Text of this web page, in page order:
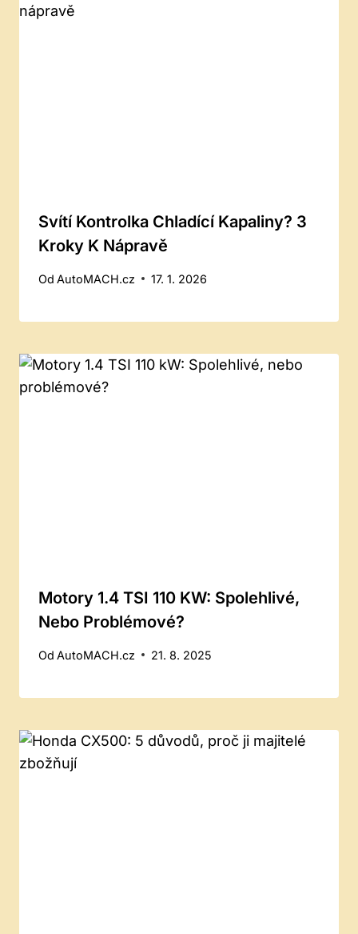
Svítí Kontrolka Chladící Kapaliny? 3
Kroky K Nápravě
Od AutoMACH.cz 17. 1. 2026
Motory 1.4 TSI 110 KW: Spolehlivé,
Nebo Problémové?
Od AutoMACH.cz 21. 8. 2025